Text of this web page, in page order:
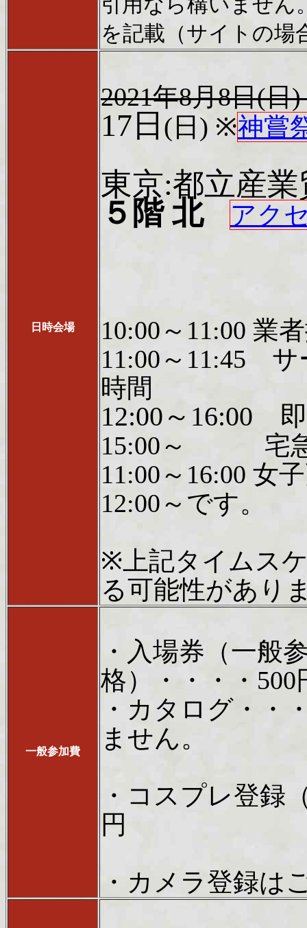
を記載（サイトの場
日時会場
2021年8月8日(
17日 (日) ※神嘗
東京:都立産
５階 北
アク
10:00～11:00 業
11:00～11:45 サ
時間
12:00～16:00
15:00～ 宅急
11:00～16:00
12:00～です。
※上記タイムス
る可能性があり
一般参加費
・入場券（一般
格）・・・・500
・カタログ・・
ません。
・コスプレ登録
円
・カメラ登録は